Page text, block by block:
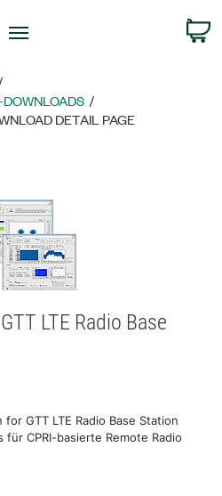
DETAIL PAGE
LTE Radio Base
GTT LTE Radio Base Station
für CPRI-basierte Remote Radio